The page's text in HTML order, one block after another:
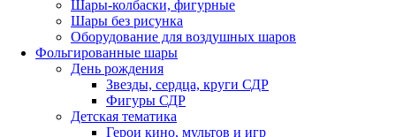
Шары-колбаски, фигурные
Шары без рисунка
Оборудование для воздушных шаров
Фольгированные шары
День рождения
Звезды, сердца, круги СДР
Фигуры СДР
Детская тематика
Герои кино, мультов и игр